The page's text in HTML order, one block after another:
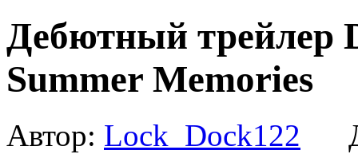
Дебютный трейлер
Summer Memories
Автор: Lock_Dock122